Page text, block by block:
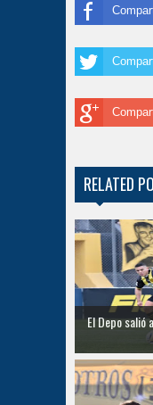
RELATED
El Depo